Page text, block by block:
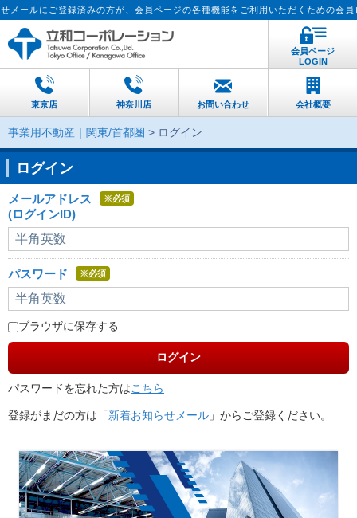
ルにご登録済みの方が、会員ページの各種機能をご利用いただくための会員ロ
会員ページ
LOGIN
東京店 神奈川店 お問い合わせ 会社概要
事業用不動産｜関東/首都圏 > ログイン
ログイン
メールアドレス ※必須
(ログインID)
パスワード ※必須
ブラウザに保存する
ログイン
パスワードを忘れた方はこちら
登録がまだの方は「新着お知らせメール 」からご登録ください。